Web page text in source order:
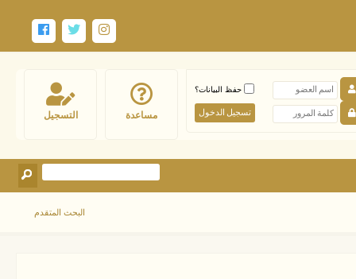
التسجيل مساعدة
حفظ البيانات؟
البحث المتقدم